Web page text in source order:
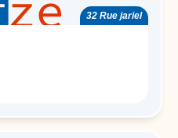
32 Rue jariel